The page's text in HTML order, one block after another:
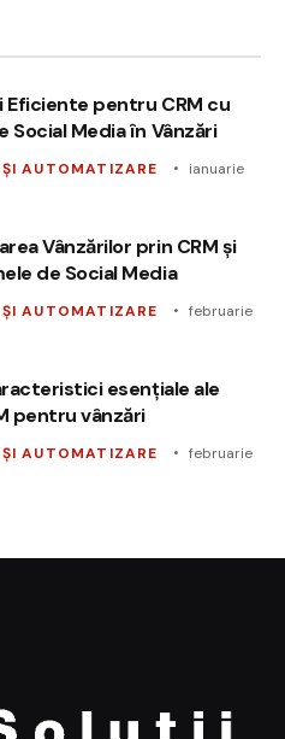
Eficiente pentru CRM cu
Social Media în Vânzări
AUTOMATIZARE
ianuarie
Vânzărilor prin CRM și
de Social Media
AUTOMATIZARE
februarie
esențiale ale
pentru vânzări
AUTOMATIZARE
februarie